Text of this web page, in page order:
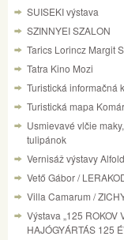
SUISEKI výstava
SZINNYEI SZALON
Tarics Lorincz Margit
Tatra Kino Mozi
Turistická informačná
Turistická mapa
Usmievavé vlčie
tulipánok
Vernisáž výstavy
Vető Gábor /
Villa Camarum /
Výstava „125 ROKOV
HAJÓGYÁRTÁS 125